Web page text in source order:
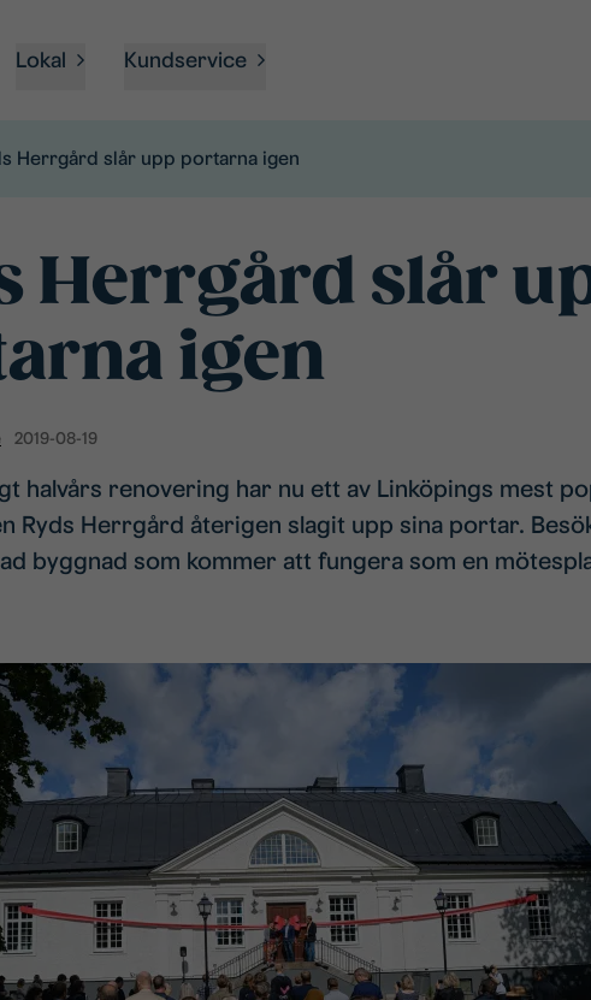
Lokal Kundservice
Herrgård slår upp portarna igen
Herrgård slår
igen
2019-08-19
halvårs renovering har nu ett av Linköpings mest
Ryds Herrgård återigen slagit upp sina portar.
byggnad som kommer att fungera som en